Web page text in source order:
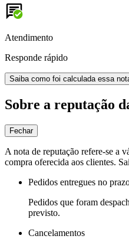
Atendimento
Responde rápido
Saiba como foi calculada essa
Sobre a reputação
Fechar
A nota de reputação refere-se a
compra oferecida aos clientes.
Pedidos entregues no
Pedidos que foram
previsto.
Cancelamentos